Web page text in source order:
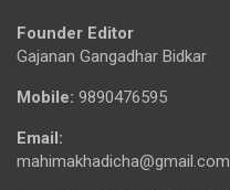
Founder Editor
Gajanan Gangadhar Bidkar
Mobile: 9890476595
Email:
mahimakhadicha@gmail.com